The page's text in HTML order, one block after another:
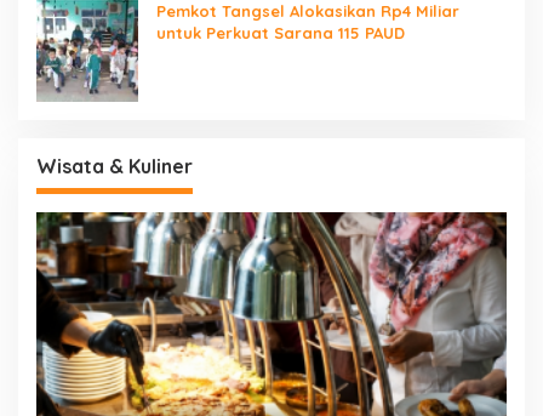
Pemkot Tangsel Alokasikan Rp4 Miliar
untuk Perkuat Sarana 115 PAUD
Wisata & Kuliner